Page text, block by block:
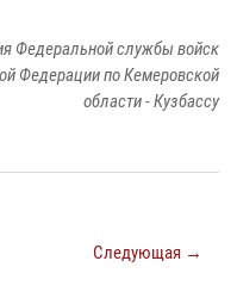
Федеральной службы войск
Федерации по Кемеровской
области - Кузбассу
Следующая →